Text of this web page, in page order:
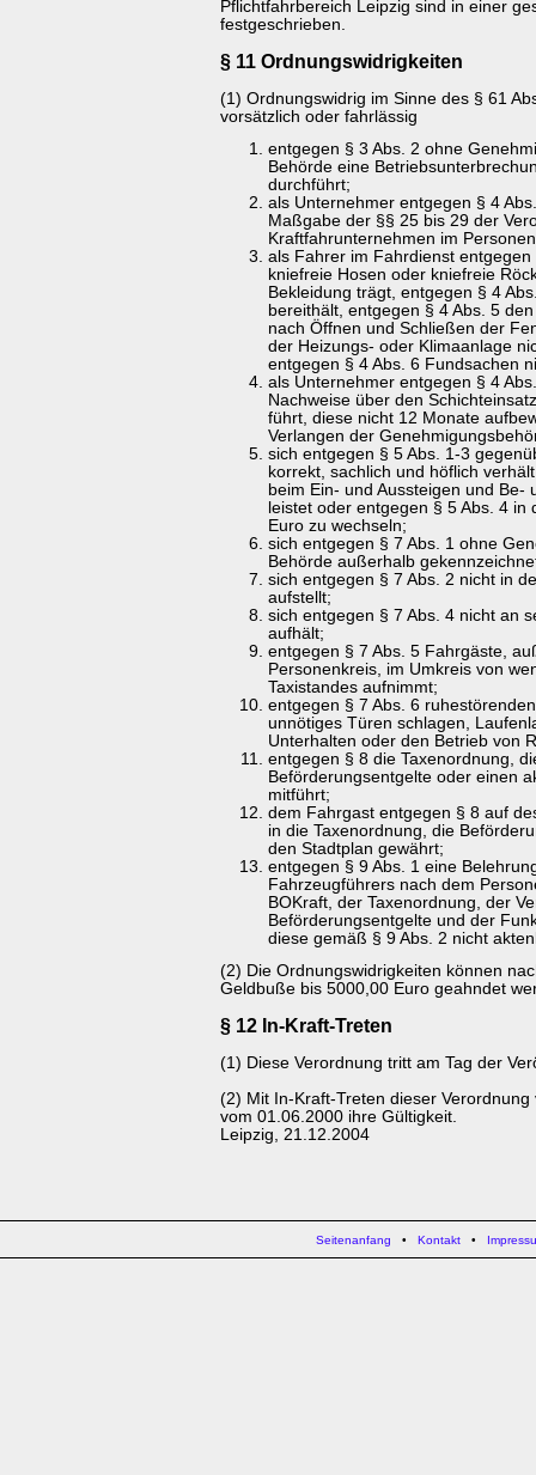
Pflichtfahrbereich Leipzig sind in einer
festgeschrieben.
§ 11 Ordnungswidrigkeiten
(1) Ordnungswidrig im Sinne des § 61
vorsätzlich oder fahrlässig
entgegen § 3 Abs. 2 ohne
Behörde eine
durchführt;
als Unternehmer entgegen § 4
Maßgabe der §§ 25 bis 29 der
Kraftfahrunternehmen im
als Fahrer im Fahrdienst
kniefreie Hosen oder kniefreie
Bekleidung trägt, entgegen § 4
bereithält, entgegen § 4 Abs. 5
nach Öffnen und Schließen der
der Heizungs- oder Klimaanlage
entgegen § 4 Abs. 6 Fundsachen
als Unternehmer entgegen § 4
Nachweise über den
führt, diese nicht 12 Monate
Verlangen der
sich entgegen § 5 Abs. 1-3
korrekt, sachlich und höflich
beim Ein- und Aussteigen und Be-
leistet oder entgegen § 5 Abs. 4
Euro zu wechseln;
sich entgegen § 7 Abs. 1 ohne
Behörde außerhalb
sich entgegen § 7 Abs. 2 nicht in
aufstellt;
sich entgegen § 7 Abs. 4 nicht an
aufhält;
entgegen § 7 Abs. 5 Fahrgäste,
Personenkreis, im Umkreis von
Taxistandes aufnimmt;
entgegen § 7 Abs. 6
unnötiges Türen schlagen,
Unterhalten oder den Betrieb von
entgegen § 8 die Taxenordnung,
Beförderungsentgelte oder einen
mitführt;
dem Fahrgast entgegen § 8 auf
in die Taxenordnung, die
den Stadtplan gewährt;
entgegen § 9 Abs. 1 eine
Fahrzeugführers nach dem
BOKraft, der Taxenordnung, der
Beförderungsentgelte und der
diese gemäß § 9 Abs. 2 nicht
(2) Die Ordnungswidrigkeiten können
Geldbuße bis 5000,00 Euro geahndet
§ 12 In-Kraft-Treten
(1) Diese Verordnung tritt am Tag der
(2) Mit In-Kraft-Treten dieser
vom 01.06.2000 ihre Gültigkeit.
Leipzig, 21.12.2004
Seitenanfang • Kontakt•